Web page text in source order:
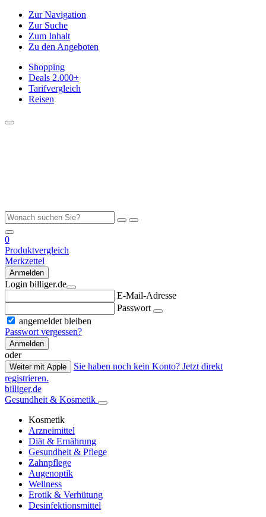
Zur Navigation
Zur Suche
Zum Inhalt
Zu den Angeboten
Shopping
Deals 2.000+
Tarifvergleich
Reisen
0
Produktvergleich
Merkzettel
Anmelden
Login billiger.de
E-Mail-Adresse
Passwort
angemeldet bleiben
Passwort vergessen?
Anmelden
oder
Weiter mit Apple
Sie haben noch kein Konto? Jetzt direkt
registrieren.
billiger.de
Gesundheit & Kosmetik
Kosmetik
Arzneimittel
Diät & Ernährung
Gesundheit & Pflege
Zahnpflege
Augenoptik
Wellness
Erotik & Verhütung
Desinfektionsmittel